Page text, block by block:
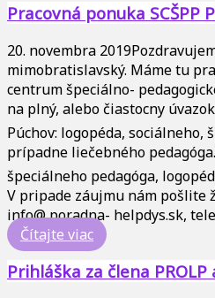
Pracovná ponuka SCŠPP
20. novembra 2019
mimobratislavský. Máme tu
centrum špeciálno-
na plný, alebo čiastocny
Púchov: logopéda, sociálneho,
prípadne liečebného
špeciálneho pedagóga,
V pripade záujmu nám pošlite
info@ poradna- helpdys.sk,
Čítajte viac
Prihláška za člena PROLP